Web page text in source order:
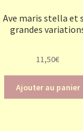
Ave maris stella et
grandes
11,50€
Ajouter au panier